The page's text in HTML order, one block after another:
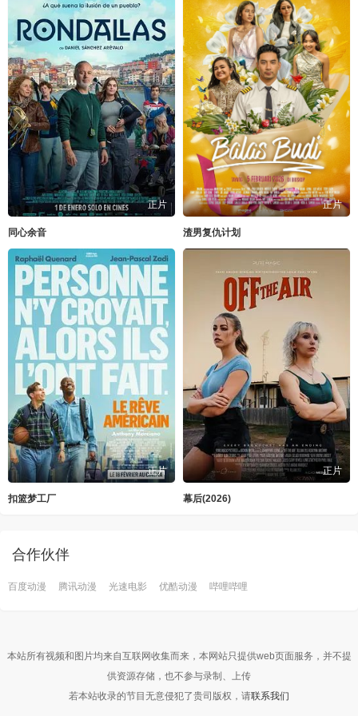
正片
同心余音
正片
渣男复仇计划
正片
扣篮梦工厂
正片
幕后(2026)
合作伙伴
百度动漫 腾讯动漫 光速电影 优酷动漫 哔哩哔哩
本站所有视频和图片均来自互联网收集而来，本网站只提供web页面服务，并不提
供资源存储，也不参与录制、上传
若本站收录的节目无意侵犯了贵司版权，请联系我们